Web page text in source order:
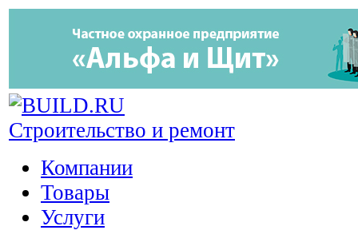
Строительство и ремонт
Компании
Товары
Услуги